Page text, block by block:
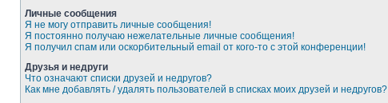
Личные сообщения
Я не могу отправить личные сообщения!
Я постоянно получаю нежелательные личные сообщения!
Я получил спам или оскорбительный email от кого-то с этой конференции!
Друзья и недруги
Что означают списки друзей и недругов?
Как мне добавлять / удалять пользователей в списках моих друзей и недругов?